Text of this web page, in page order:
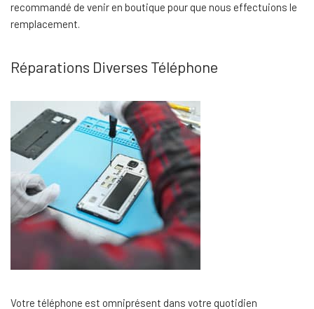
recommandé de venir en boutique pour que nous effectuions le
remplacement.
Réparations Diverses Téléphone
Votre téléphone est omniprésent dans votre quotidien